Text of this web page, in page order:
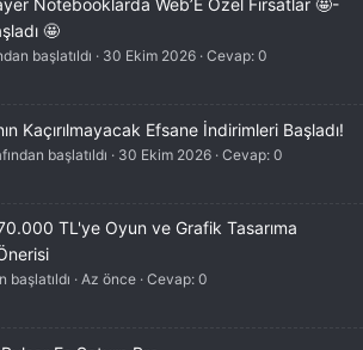
Notebooklarda Web’E Özel Fırsatlar 🤩-
🤩
başlatıldı 30 Ekim 2026 Cevap: 0
Kaçırılmayacak Efsane İndirimleri Başladı!
başlatıldı 30 Ekim 2026 Cevap: 0
TL'ye Oyun ve Grafik Tasarıma
başlatıldı Az önce Cevap: 0